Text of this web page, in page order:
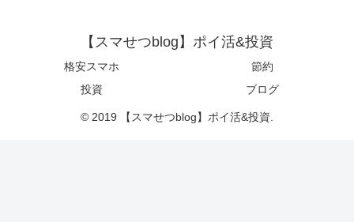
【スマせつblog】ポイ活&投資
格安スマホ
節約
投資
ブログ
© 2019 【スマせつblog】ポイ活&投資.